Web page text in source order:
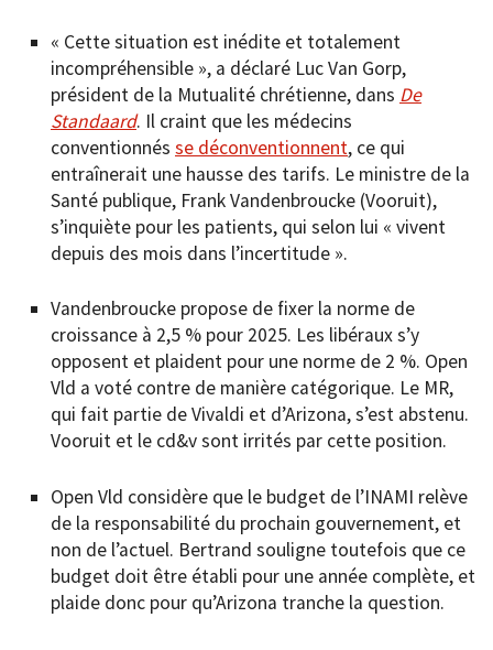
« Cette situation est inédite et totalement
incompréhensible », a déclaré Luc Van Gorp,
président de la Mutualité chrétienne, dans De
Standaard. Il craint que les médecins
conventionnés se déconventionnent, ce qui
entraînerait une hausse des tarifs. Le ministre de la
Santé publique, Frank Vandenbroucke (Vooruit),
s’inquiète pour les patients, qui selon lui « vivent
depuis des mois dans l’incertitude ».
Vandenbroucke propose de fixer la norme de
croissance à 2,5 % pour 2025. Les libéraux s’y
opposent et plaident pour une norme de 2 %. Open
Vld a voté contre de manière catégorique. Le MR,
qui fait partie de Vivaldi et d’Arizona, s’est abstenu.
Vooruit et le cd&v sont irrités par cette position.
Open Vld considère que le budget de l’INAMI relève
de la responsabilité du prochain gouvernement, et
non de l’actuel. Bertrand souligne toutefois que ce
budget doit être établi pour une année complète, et
plaide donc pour qu’Arizona tranche la question.